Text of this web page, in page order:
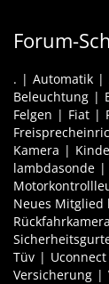
Forum-
. Automatik
Beleuchtung
Felgen
Fiat
Kamera
lambdasonde
Neues Mitglied
Rückfahrkamera
Tüv
Uconnect
Versicherung